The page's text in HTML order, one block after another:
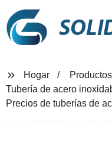
Hogar
Productos
Tubería de acero
Precios de tuberías de